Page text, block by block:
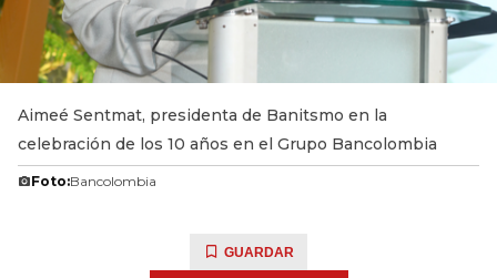
Aimeé Sentmat, presidenta de Banitsmo en la
celebración de los 10 años en el Grupo Bancolombia
Foto:Bancolombia
GUARDAR